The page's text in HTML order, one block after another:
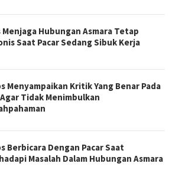
Menjaga Hubungan Asmara Tetap
Saat Pacar Sedang Sibuk Kerja
Menyampaikan Kritik Yang Benar Pada
Agar Tidak Menimbulkan
Berbicara Dengan Pacar Saat
Masalah Dalam Hubungan Asmara